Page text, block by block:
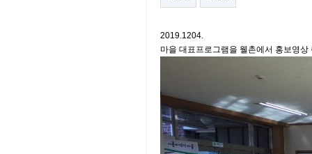
2019.1204.
마을 대표프로그램을 웰촌에서 홍보영상